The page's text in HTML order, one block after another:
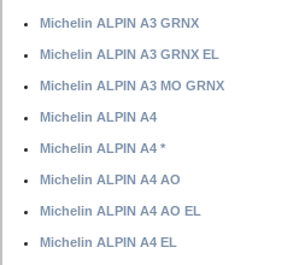
Michelin ALPIN A3 GRNX
Michelin ALPIN A3 GRNX EL
Michelin ALPIN A3 MO GRNX
Michelin ALPIN A4
Michelin ALPIN A4 *
Michelin ALPIN A4 AO
Michelin ALPIN A4 AO EL
Michelin ALPIN A4 EL